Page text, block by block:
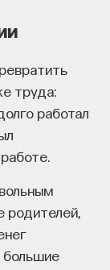
труда:
работал
родителей,
большие
6 раз.
же,
Средних
связано
конце 80-х,
работы
И я тоже